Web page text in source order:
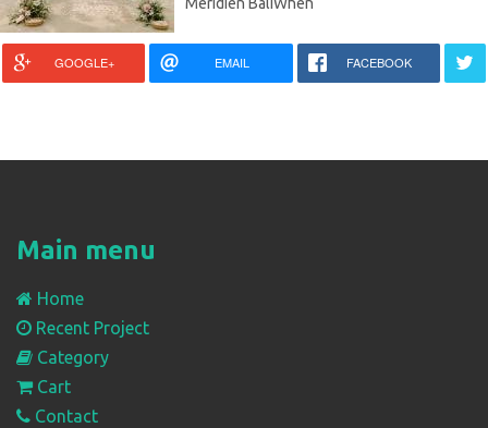
GOOGLE+ EMAIL FACEBOOK
Main menu
Home
Recent Project
Category
Cart
Contact